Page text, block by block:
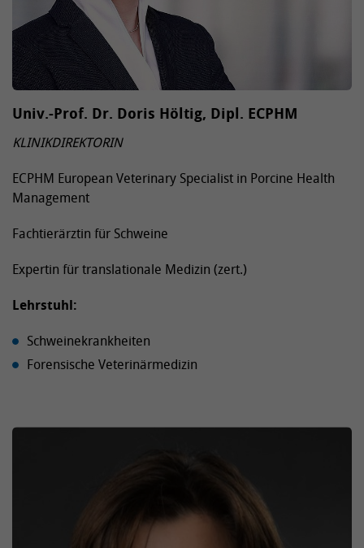
Univ.-Prof. Dr. Doris Höltig, Dipl. ECPHM
KLINIKDIREKTORIN
ECPHM European Veterinary Specialist in Porcine Health
Management
Fachtierärztin für Schweine
Expertin für translationale Medizin (zert.)
Lehrstuhl:
Schweinekrankheiten
Forensische Veterinärmedizin